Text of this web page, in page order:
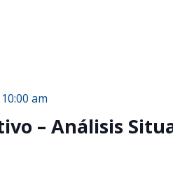
10:00 am
– Análisis